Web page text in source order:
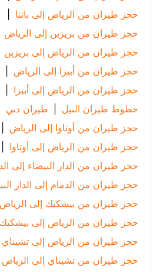
حجز طيران من الرياض إلى باتنا |
حجز طيران من بريزبن إلى الرياض
|
حجز طيران من الرياض إلى بريزبن |
حجز طيران من أبيزا إلى الرياض
|
حجز طيران من الرياض إلى أبيزا
خطوط طيران النيل | طيران دبي |
حجز طيران من أوتاوا إلى الرياض
|
حجز طيران من الرياض إلى أوتاوا |
حجز طيران من الدار البيضاء إلى الدمام
|
حجز طيران من الدمام إلى الدار البيضاء |
حجز طيران من بيشكيك إلى الرياض
|
حجز طيران من الرياض إلى بيشكيك |
حجز طيران من الرياض إلى تشيناي |
حجز طيران من تشيناي إلى الرياض
|